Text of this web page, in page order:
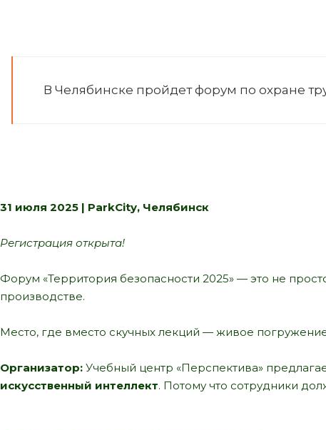
В Челябинске пройдет форум по охране
31 июля 2025 | ParkCity, Челябинск
Регистрация открыта!
Форум «Территория безопасности 2025» — это не
производстве.
Место, где вместо скучных лекций — живое
Организатор: Учебный центр «Перспектива»
искусственный интеллект. Потому что сотрудники